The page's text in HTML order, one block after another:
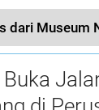
dari Museum
Buka